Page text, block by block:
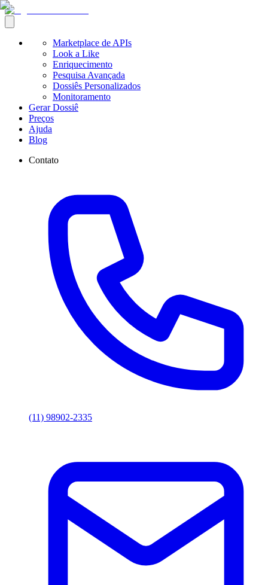
Marketplace de APIs
Look a Like
Enriquecimento
Pesquisa Avançada
Dossiês Personalizados
Monitoramento
Gerar Dossiê
Preços
Ajuda
Blog
Contato
(11) 98902-2335